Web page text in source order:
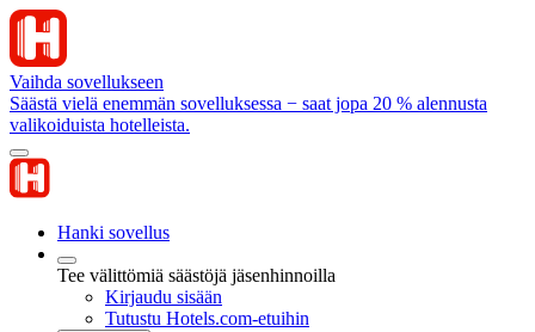
Vaihda sovellukseen
Säästä vielä enemmän sovelluksessa − saat jopa 20 % alennusta
valikoiduista hotelleista.
Hanki sovellus
Tee välittömiä säästöjä jäsenhinnoilla
Kirjaudu sisään
Tutustu Hotels.com-etuihin